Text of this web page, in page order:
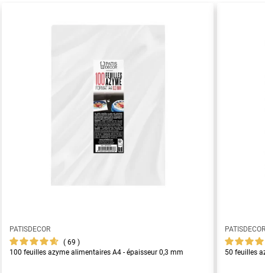
PATISDECOR
69
100 feuilles azyme alimentaires A4 - épaisseur 0,3 mm
50 feuilles